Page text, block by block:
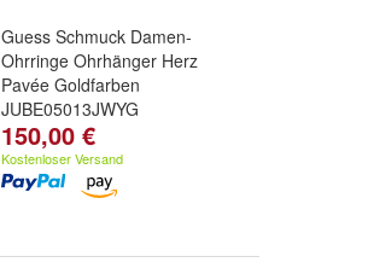
Guess Schmuck Damen-
Ohrringe Ohrhänger Herz
Pavée Goldfarben
JUBE05013JWYG
150,00 €
Kostenloser Versand